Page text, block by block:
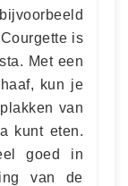
is
Met een
kun je
van
kunt eten.
goed in
van de